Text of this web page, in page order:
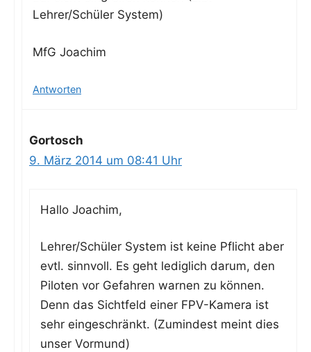
Lehrer/Schüler System)
MfG Joa­chim
Antworten
Gortosch
9. März 2014 um 08:41 Uhr
Hal­lo Joachim,
Lehrer/Schüler Sys­tem ist kei­ne Pflicht aber
evtl. sinn­voll. Es geht ledig­lich dar­um, den
Pilo­ten vor Gefah­ren war­nen zu kön­nen.
Denn das Sicht­feld einer FPV-Kame­ra ist
sehr ein­ge­schränkt. (Zumin­dest meint dies
unser Vormund)